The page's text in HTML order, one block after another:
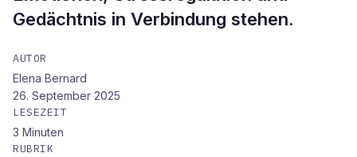
Gedächtnis in Verbindung stehen.
AUTOR
Elena Bernard
26. September 2025
LESEZEIT
3 Minuten
RUBRIK